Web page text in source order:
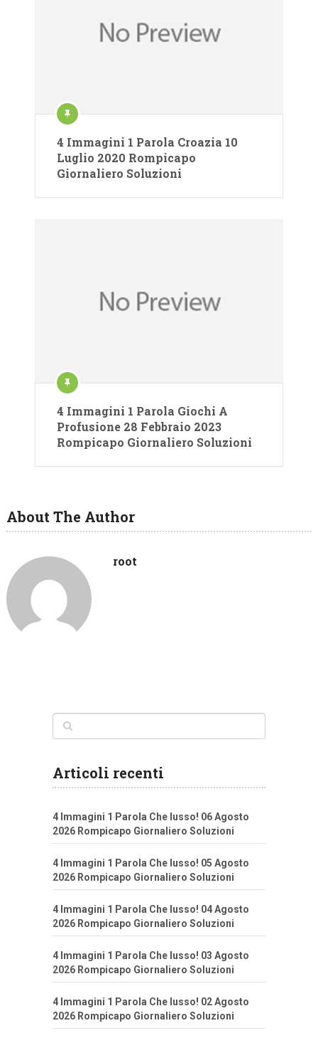
4 Immagini 1 Parola Croazia 10
Luglio 2020 Rompicapo
Giornaliero Soluzioni
4 Immagini 1 Parola Giochi A
Profusione 28 Febbraio 2023
Rompicapo Giornaliero Soluzioni
About The Author
root
Articoli recenti
4 Immagini 1 Parola Che lusso! 06 Agosto
2026 Rompicapo Giornaliero Soluzioni
4 Immagini 1 Parola Che lusso! 05 Agosto
2026 Rompicapo Giornaliero Soluzioni
4 Immagini 1 Parola Che lusso! 04 Agosto
2026 Rompicapo Giornaliero Soluzioni
4 Immagini 1 Parola Che lusso! 03 Agosto
2026 Rompicapo Giornaliero Soluzioni
4 Immagini 1 Parola Che lusso! 02 Agosto
2026 Rompicapo Giornaliero Soluzioni